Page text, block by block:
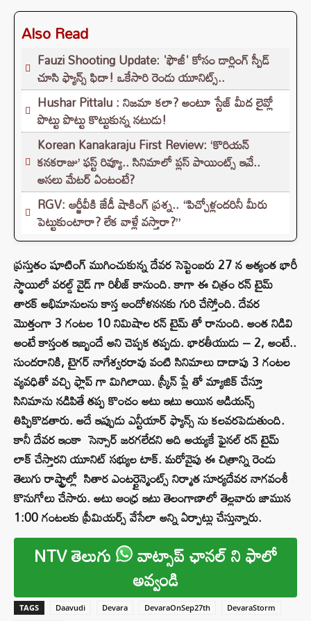
Also Read
Fauzi Shooting Update: 'ఫౌజీ' కోసం డార్లింగ్ స్పీడ్
చూసి ఫ్యాన్స్ ఫిదా! ఒకేసారి రెండు యూనిట్స్..
Hushar Pittalu : నిజమా కలా? అంటూ స్టేజ్ మీద లైవ్లో
పొట్టు పొట్టు కొట్టుకున్న నటుడు!
Korean Kanakaraju First Review: ‘కొరియన్
కనకరాజు’ ఫస్ట్ రివ్యూ.. సినిమాలో ప్లస్ పాయింట్స్ ఇవే..
అసలు మేటర్ ఏంటంటే?
RGV: ఆర్జీవీకి జేడీ షాకింగ్ ప్రశ్న.. “పిచ్చోళ్లందరినీ మీరు
పెట్టుకుంటారా? లేక వాళ్లే వస్తారా?”
ప్రస్తుతం షూటింగ్ ముగించుకున్న దేవర సెప్టెంబరు 27 న అత్యంత భారీ
స్థాయిలో వరల్డ్ వైడ్ గా రిలీజ్ కానుంది. కాగా ఈ చిత్రం రన్ టైమ్
తారక్ అభిమానులను కాస్త ఆందోళననకు గురి చేస్తోంది. దేవర
మొత్తంగా 3 గంటల 10 నిమిషాల రన్ టైమ్ తో రానుంది. అంత నిడివి
అంటే కాస్తంత ఇబ్బందే అని చెప్పక తప్పదు. భారతీయుడు – 2, అంటే..
సుందరానికి, టైగర్ నాగేశ్వరరావు వంటి సినిమాలు దాదాపు 3 గంటల
వ్యవధితో వచ్చి ఫ్లాప్ గా మిగిలాయి. స్క్రీన్ ప్లే తో మ్యాజిక్ చేస్తూ
సినిమాను నడిపితే తప్ప కొంచం అటు ఇటు అయిన ఆడియన్స్
తిప్పికొడతారు. అదే ఇప్పుడు ఎన్టీయార్ ఫ్యాన్స్ ను కలవరపెడుతుంది.
కానీ దేవర ఇంకా సెన్సార్ జరగలేదని అది అయ్యకే ఫైనల్ రన్ టైమ్
లాక్ చేస్తారని యూనిట్ సభ్యుల టాక్. మరోవైపు ఈ చిత్రాన్ని రెండు
తెలుగు రాష్ట్రాల్లో సితార ఎంటర్టైన్మెంట్స్ నిర్మాత సూర్యదేవర నాగవంశీ
కొనుగోలు చేసారు. అటు ఆంధ్ర ఇటు తెలంగాణాలో తెల్లవారు జామున
1:00 గంటలకు ప్రీమియర్స్ వేసేలా అన్ని ఏర్పాట్లు చేస్తున్నారు.
NTV తెలుగు వాట్సాప్ ఛానల్ ని ఫాలో
అవ్వండి
TAGS Daavudi Devara DevaraOnSep27th
DevaraStorm